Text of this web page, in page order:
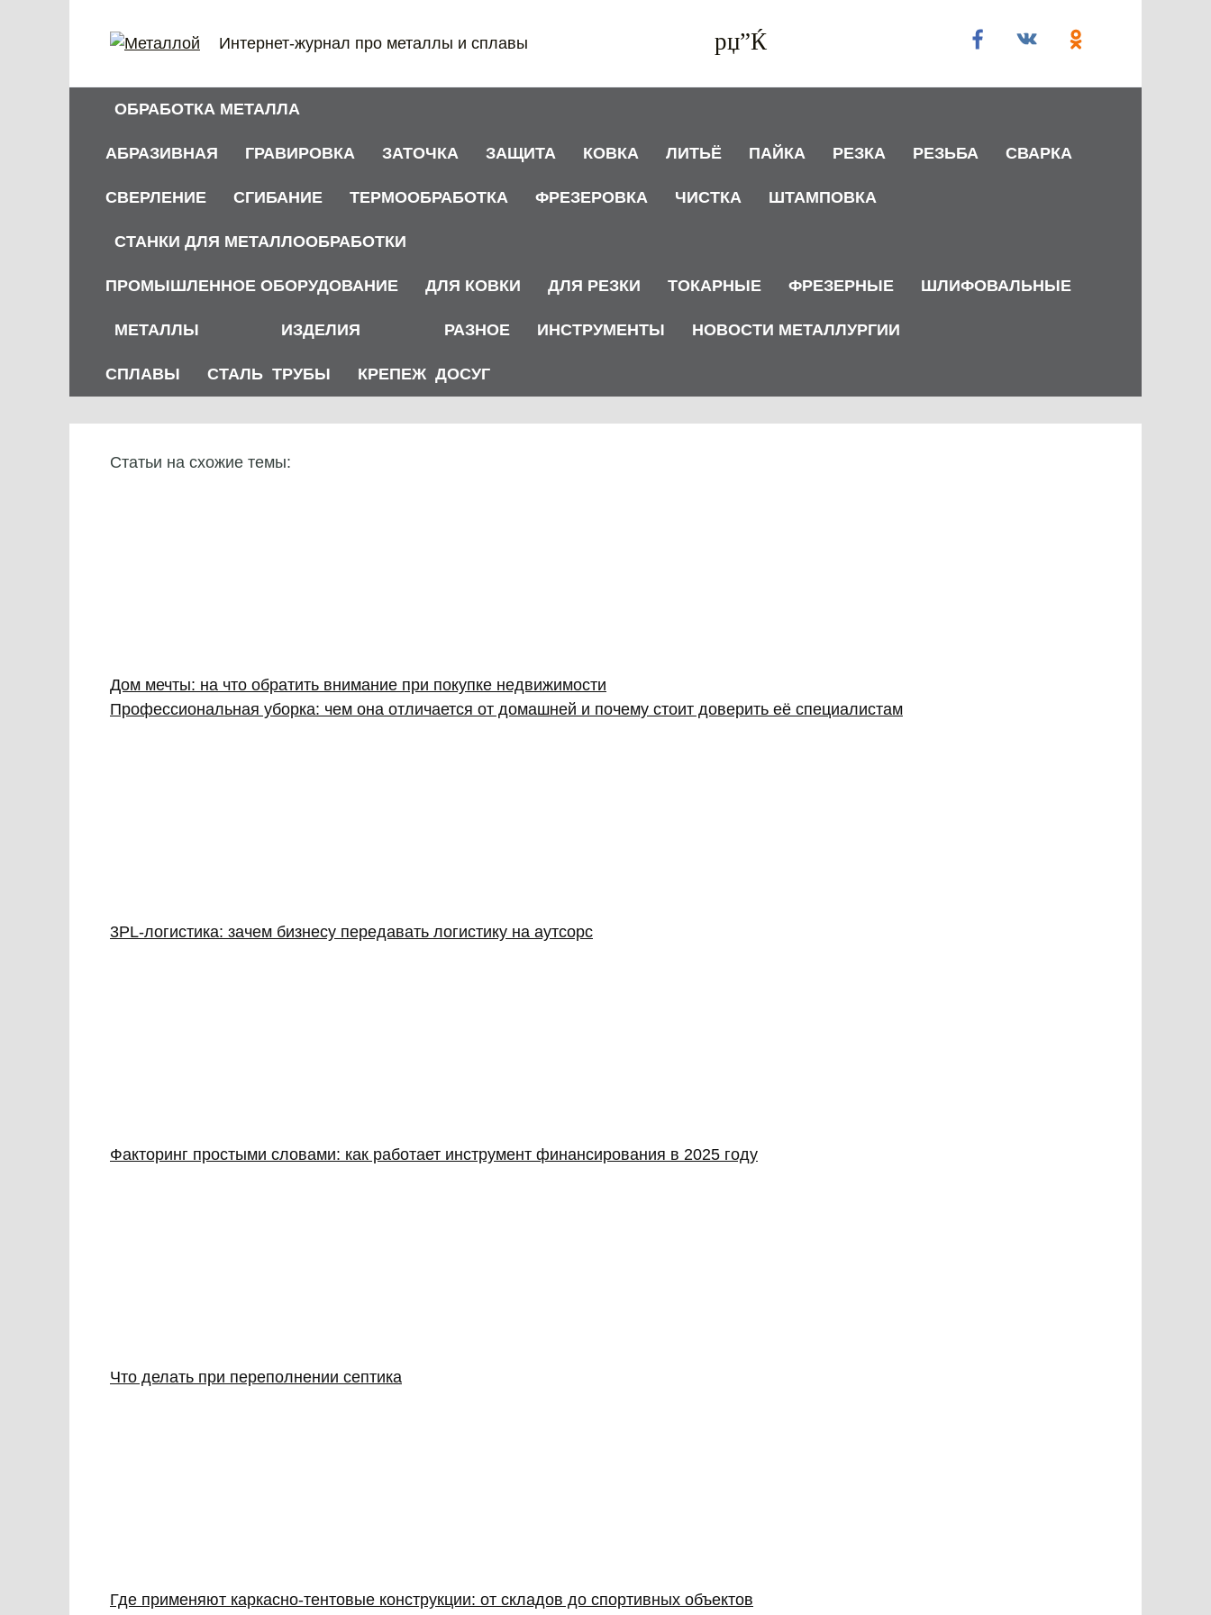
Интернет-журнал про металлы и сплавы
ОБРАБОТКА МЕТАЛЛА
АБРАЗИВНАЯ ГРАВИРОВКА ЗАТОЧКА ЗАЩИТА КОВКА ЛИТЬЁ ПАЙКА РЕЗКА РЕЗЬБА СВАРКА
СВЕРЛЕНИЕ СГИБАНИЕ ТЕРМООБРАБОТКА ФРЕЗЕРОВКА ЧИСТКА ШТАМПОВКА
СТАНКИ ДЛЯ МЕТАЛЛООБРАБОТКИ
ПРОМЫШЛЕННОЕ ОБОРУДОВАНИЕ ДЛЯ КОВКИ ДЛЯ РЕЗКИ ТОКАРНЫЕ ФРЕЗЕРНЫЕ ШЛИФОВАЛЬНЫЕ
МЕТАЛЛЫ
СПЛАВЫ СТАЛЬ
ИЗДЕЛИЯ
ТРУБЫ КРЕПЕЖ
РАЗНОЕ
ДОСУГ
ИНСТРУМЕНТЫ НОВОСТИ МЕТАЛЛУРГИИ
Статьи на схожие темы:
Дом мечты: на что обратить внимание при покупке недвижимости
Профессиональная уборка: чем она отличается от домашней и почему стоит доверить её специалистам
3PL‑логистика: зачем бизнесу передавать логистику на аутсорс
Факторинг простыми словами: как работает инструмент финансирования в 2025 году
Что делать при переполнении септика
Где применяют каркасно‑тентовые конструкции: от складов до спортивных объектов